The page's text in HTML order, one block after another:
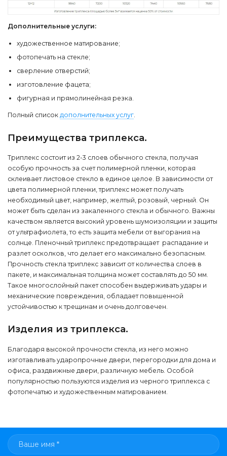
Дополнительные услуги:
художественное матирование;
фотопечать на стекле;
сверление отверстий;
изготовление фацета;
фигурная и прямолинейная резка.
Полный список дополнительных услуг.
Преимущества триплекса.
Триплекс состоит из 2-3 слоев обычного стекла, получая
особую прочность за счет полимерной пленки, которая
склеивает листовое стекло в единое целое. В зависимости от
цвета полимерной пленки, триплекс может получать
необходимый цвет, например, желтый, розовый, черный. Он
может быть сделан из закаленного стекла и обычного. Важны
качеством является высокий уровень шумоизоляции и защиты
от ультрафиолета, то есть защита мебели от выгорания на
солнце. Пленочный триплекс предотвращает распадание и
разлет осколков, что делает его максимально безопасным.
Прочность стекла триплекс зависит от количества слоев в
пакете, и максимальная толщина может составлять до 50 мм.
Такое многослойный пакет способен выдерживать удары и
механические повреждения, обладает повышенной
устойчивостью к трещинам и очень долговечен.
Изделия из триплекса.
Благодаря высокой прочности стекла, из него можно
изготавливать ударопрочные двери, перегородки для дома и
офиса, раздвижные двери, различную мебель. Особой
популярностью пользуются изделия из черного триплекса с
фотопечатью и художественным матированием.